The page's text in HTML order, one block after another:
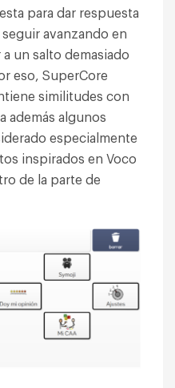
para dar respuesta
avanzando en
un salto demasiado
eso, SuperCore
similitudes con
además algunos
especialmente
inspirados en Voco
de la parte de